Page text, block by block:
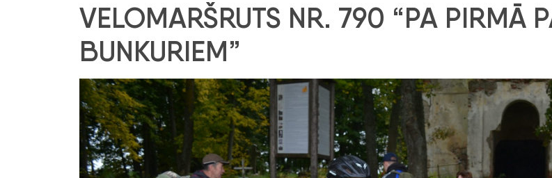
VELOMARŠRUTS NR. 790 “PA PIRMĀ
BUNKURIEM”